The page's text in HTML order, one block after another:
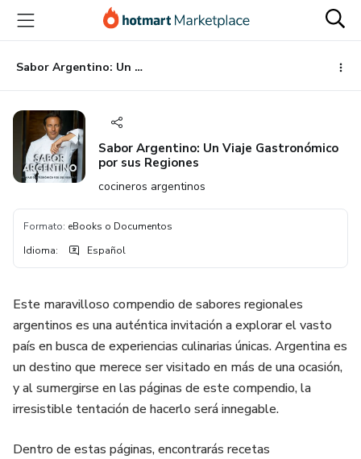
principal
página
de
página
Sabor Argentino: Un Viaje Gastronómico por sus Regiones
Sabor Argentino: Un Viaje Gastronómico
por sus Regiones
cocineros argentinos
Formato: eBooks o Documentos
Idioma: Español
Este maravilloso compendio de sabores regionales
argentinos es una auténtica invitación a explorar el vasto
país en busca de experiencias culinarias únicas. Argentina es
un destino que merece ser visitado en más de una ocasión,
y al sumergirse en las páginas de este compendio, la
irresistible tentación de hacerlo será innegable.
Dentro de estas páginas, encontrarás recetas